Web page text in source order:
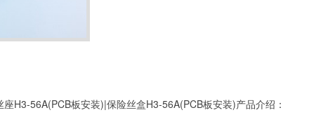
H3-56A(PCB板安装)|保险丝盒H3-56A(PCB板安装)产品介绍：